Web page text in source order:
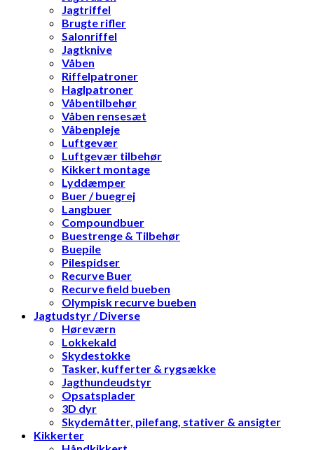
Jagtriffel
Brugte rifler
Salonriffel
Jagtknive
Våben
Riffelpatroner
Haglpatroner
Våbentilbehør
Våben rensesæt
Våbenpleje
Luftgevær
Luftgevær tilbehør
Kikkert montage
Lyddæmper
Buer / buegrej
Langbuer
Compoundbuer
Buestrenge & Tilbehør
Buepile
Pilespidser
Recurve Buer
Recurve field bueben
Olympisk recurve bueben
Jagtudstyr / Diverse
Høreværn
Lokkekald
Skydestokke
Tasker, kufferter & rygsække
Jagthundeudstyr
Opsatsplader
3D dyr
Skydemåtter, pilefang, stativer & ansigter
Kikkerter